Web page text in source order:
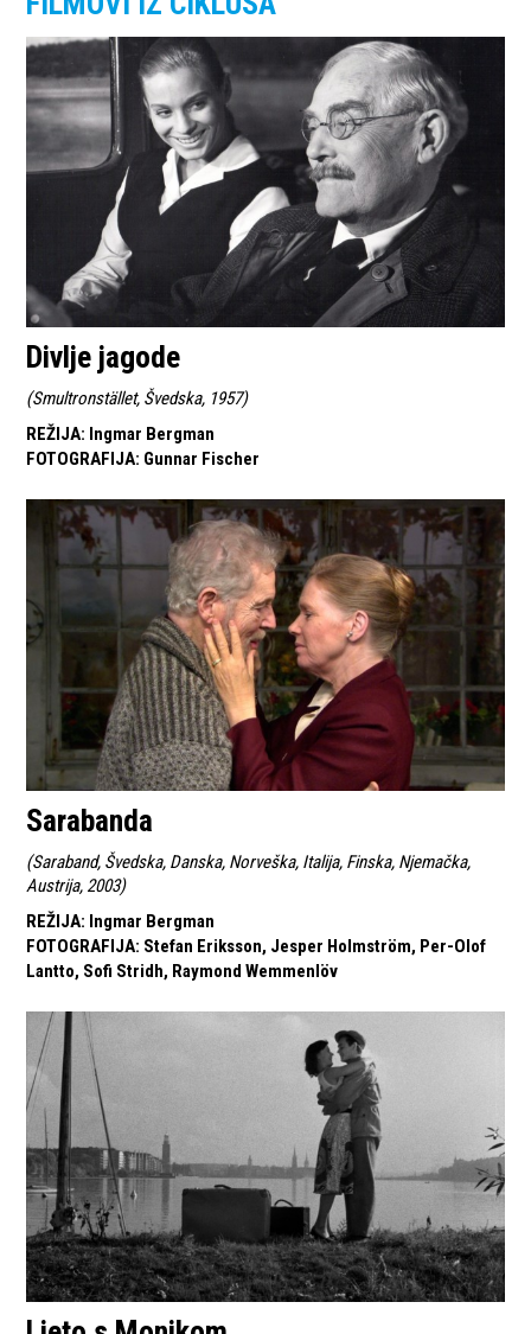
Divlje jagode
(Smultronstället, Švedska, 1957)
REŽIJA: Ingmar Bergman
FOTOGRAFIJA: Gunnar Fischer
Sarabanda
(Saraband, Švedska, Danska, Norveška, Italija, Finska, Njemačka,
Austrija, 2003)
REŽIJA: Ingmar Bergman
FOTOGRAFIJA: Stefan Eriksson, Jesper Holmström, Per-Olof
Lantto, Sofi Stridh, Raymond Wemmenlöv